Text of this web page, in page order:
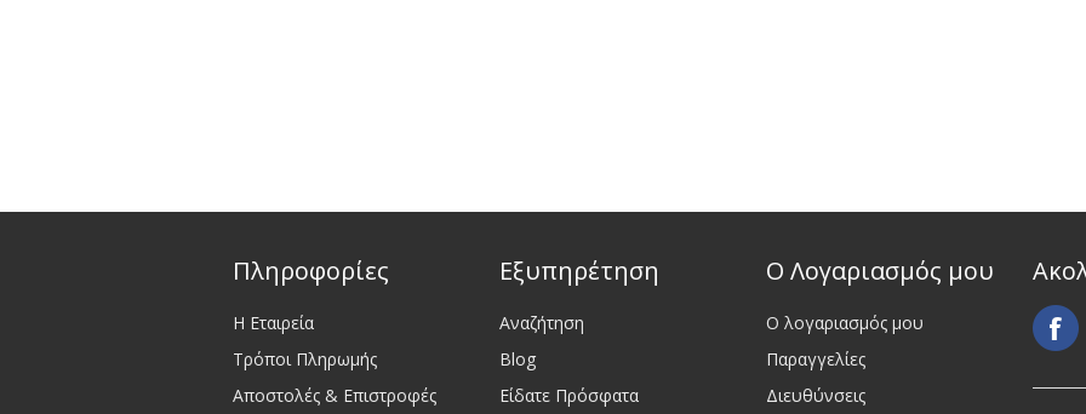
Πληροφορίες
Η Εταιρεία
Τρόποι Πληρωμής
Αποστολές & Επιστροφές
Εξυπηρέτηση
Αναζήτηση
Blog
Είδατε Πρόσφατα
Ο Λογαριασμός μου
Ο λογαριασμός μου
Παραγγελίες
Διευθύνσεις